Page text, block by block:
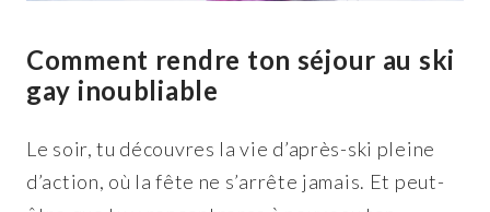
Comment rendre ton séjour au ski
gay inoubliable
Le soir, tu découvres la vie d’après-ski pleine
d’action, où la fête ne s’arrête jamais. Et peut-